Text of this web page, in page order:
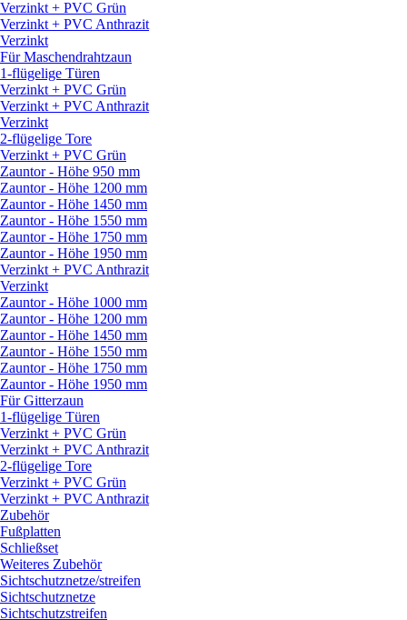
Verzinkt + PVC Grün
Verzinkt + PVC Anthrazit
Verzinkt
Für Maschendrahtzaun
1-flügelige Türen
Verzinkt + PVC Grün
Verzinkt + PVC Anthrazit
Verzinkt
2-flügelige Tore
Verzinkt + PVC Grün
Zauntor - Höhe 950 mm
Zauntor - Höhe 1200 mm
Zauntor - Höhe 1450 mm
Zauntor - Höhe 1550 mm
Zauntor - Höhe 1750 mm
Zauntor - Höhe 1950 mm
Verzinkt + PVC Anthrazit
Verzinkt
Zauntor - Höhe 1000 mm
Zauntor - Höhe 1200 mm
Zauntor - Höhe 1450 mm
Zauntor - Höhe 1550 mm
Zauntor - Höhe 1750 mm
Zauntor - Höhe 1950 mm
Für Gitterzaun
1-flügelige Türen
Verzinkt + PVC Grün
Verzinkt + PVC Anthrazit
2-flügelige Tore
Verzinkt + PVC Grün
Verzinkt + PVC Anthrazit
Zubehör
Fußplatten
Schließset
Weiteres Zubehör
Sichtschutznetze/streifen
Sichtschutznetze
Sichtschutzstreifen